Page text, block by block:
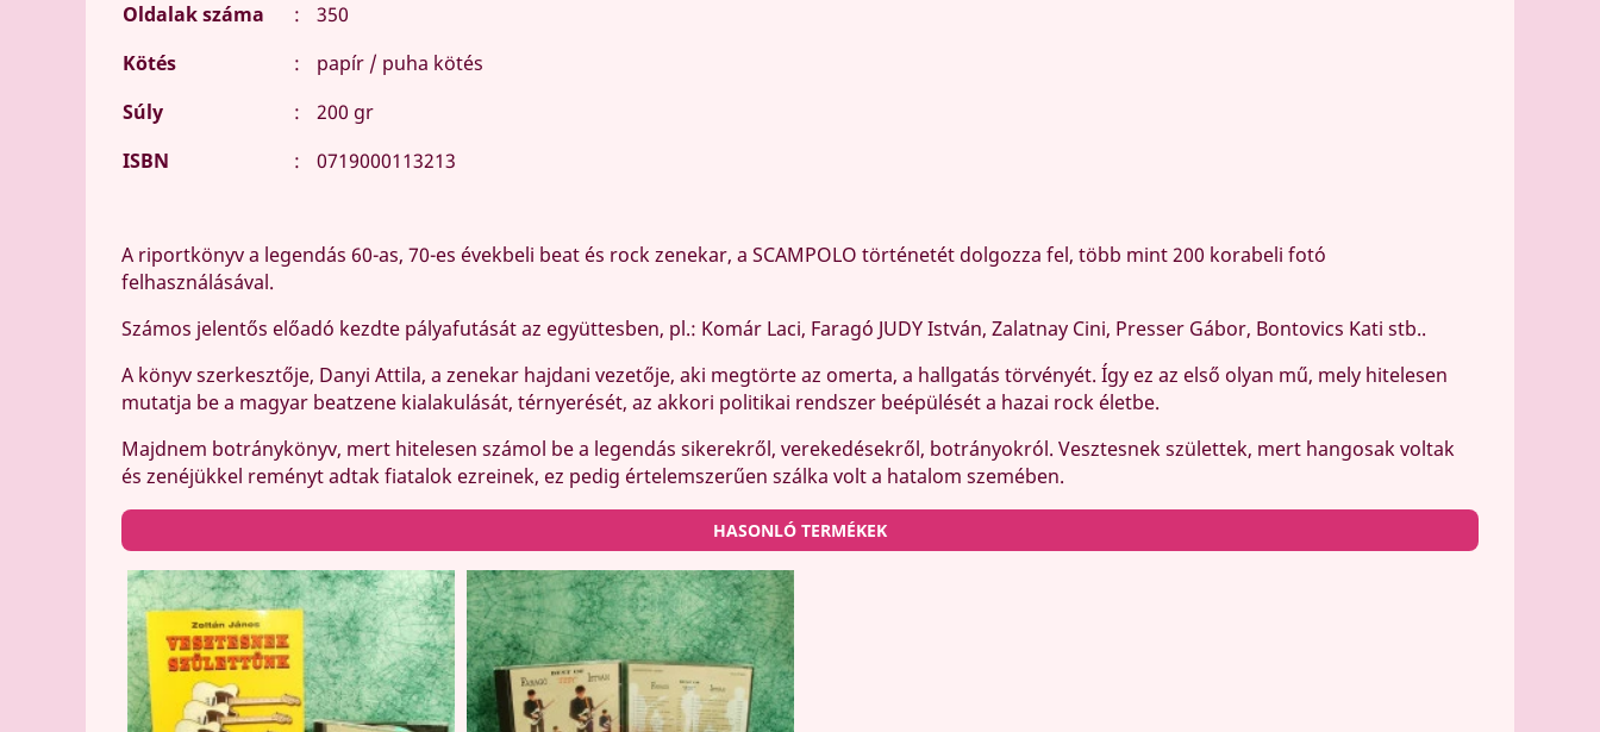
Oldalak száma
:
350
Kötés
:
papír / puha kötés
Súly
:
200 gr
ISBN
: 0719000113213
A riportkönyv a legendás 60-as, 70-es évekbeli beat és rock zenekar, a SCAMPOLO történetét dolgozza fel, több mint 200 korabeli fotó
felhasználásával.
Számos jelentős előadó kezdte pályafutását az együttesben, pl.: Komár Laci, Faragó JUDY István, Zalatnay Cini, Presser Gábor, Bontovics Kati stb..
A könyv szerkesztője, Danyi Attila, a zenekar hajdani vezetője, aki megtörte az omerta, a hallgatás törvényét. Így ez az első olyan mű, mely hitelesen
mutatja be a magyar beatzene kialakulását, térnyerését, az akkori politikai rendszer beépülését a hazai rock életbe.
Majdnem botránykönyv, mert hitelesen számol be a legendás sikerekről, verekedésekről, botrányokról. Vesztesnek születtek, mert hangosak voltak
és zenéjükkel reményt adtak fiatalok ezreinek, ez pedig értelemszerűen szálka volt a hatalom szemében.
HASONLÓ TERMÉKEK